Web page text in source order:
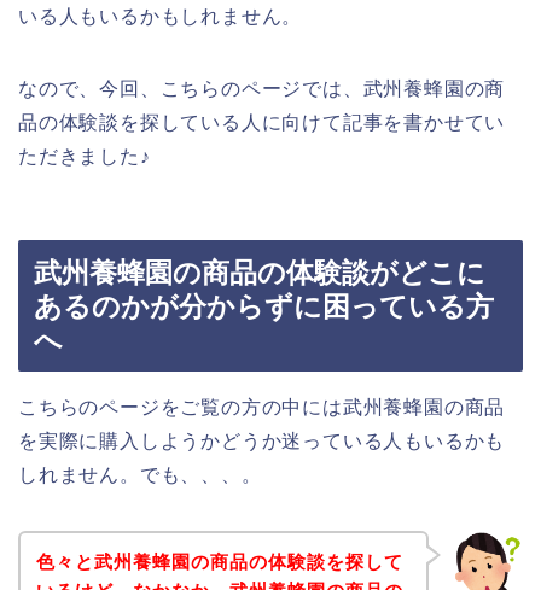
いる人もいるかもしれません。
なので、今回、こちらのページでは、武州養蜂園の商
品の体験談を探している人に向けて記事を書かせてい
ただきました♪
武州養蜂園の商品の体験談がどこに
あるのかが分からずに困っている方
へ
こちらのページをご覧の方の中には武州養蜂園の商品
を実際に購入しようかどうか迷っている人もいるかも
しれません。でも、、、。
色々と武州養蜂園の商品の体験談を探して